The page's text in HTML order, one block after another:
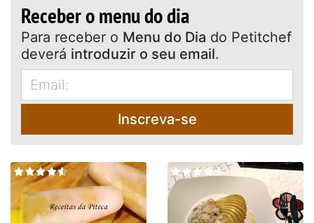
Receber o menu do dia
Para receber o Menu do Dia do Petitchef
deverá introduzir o seu email.
Inscreva-se